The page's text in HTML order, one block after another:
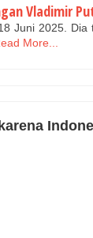
Vladimir
Juni 2025. Dia
More...